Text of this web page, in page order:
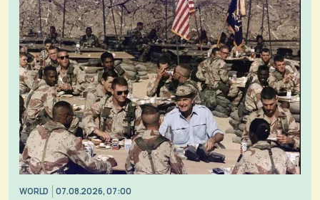
WORLD 07.08.2026, 07:00